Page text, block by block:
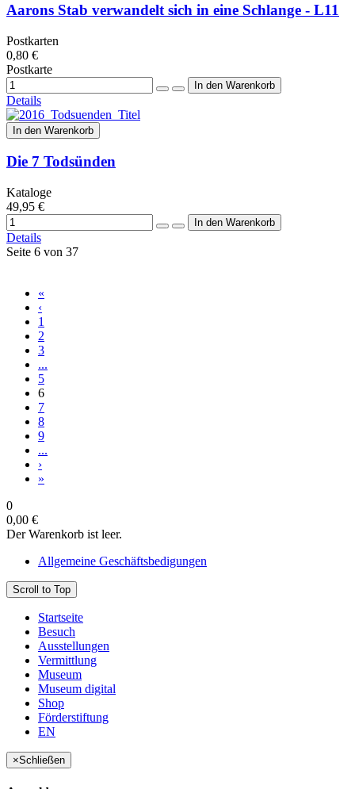
Aarons Stab verwandelt sich in eine Schlange - L11
Postkarten
0,80 €
Postkarte
Details
In den Warenkorb
Die 7 Todsünden
Kataloge
49,95 €
Details
Seite 6 von 37
«
‹
1
2
3
...
5
6
7
8
9
...
›
»
0
0,00 €
Der Warenkorb ist leer.
Allgemeine Geschäftsbedigungen
Scroll to Top
Startseite
Besuch
Ausstellungen
Vermittlung
Museum
Museum digital
Shop
Förderstiftung
EN
×Schließen